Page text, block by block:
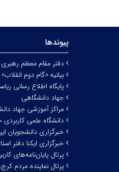
پیوندها
دفتر مقام معظم رهبری
بیانیه «گام دوم
پایگاه اطلاع رسانی
جهاد دانشگاهی
مراکز آموزشی جهاد
دانشگاه علمی کاربردی
خبرگزاری دانشجویان
خبرگزاری ایکنا دفتر
پرتال پایان‌نامه‌های
پرتال نماینده مردم